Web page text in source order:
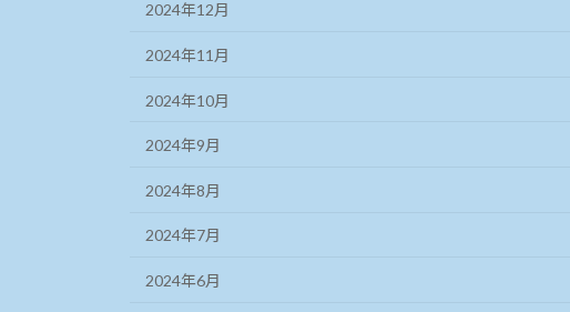
2024年12月
2024年11月
2024年10月
2024年9月
2024年8月
2024年7月
2024年6月